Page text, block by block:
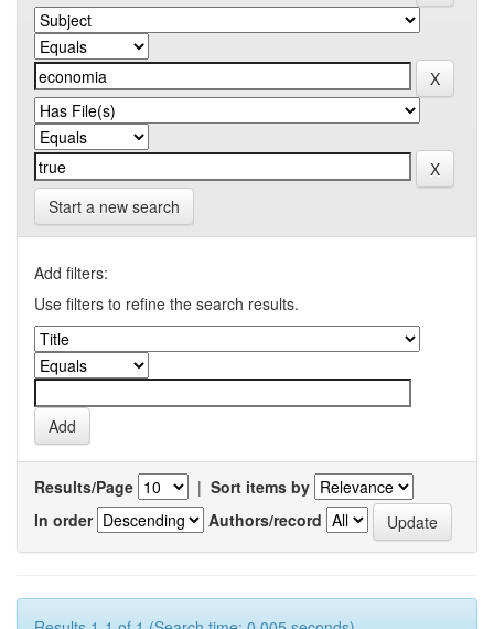
Start a new search
Add filters:
Use filters to refine the search results.
Results/Page | Sort items by
In order
Authors/record